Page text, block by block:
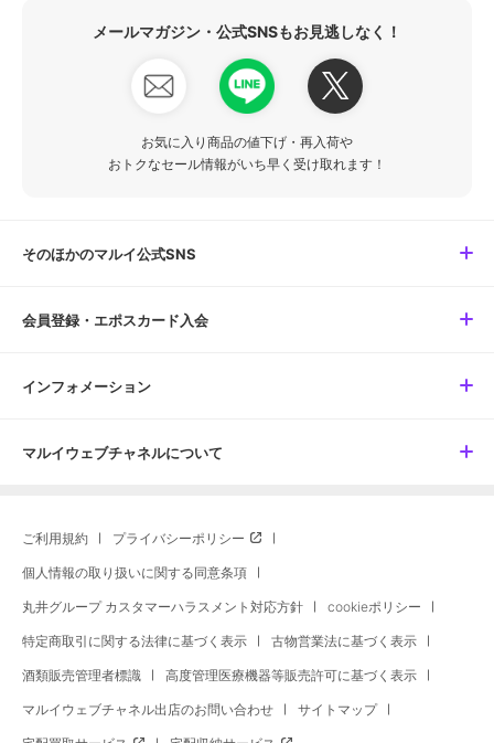
メールマガジン・公式SNSもお見逃しなく！
お気に入り商品の値下げ・再入荷や
おトクなセール情報がいち早く受け取れます！
そのほかのマルイ公式SNS
会員登録・エポスカード入会
インフォメーション
マルイウェブチャネルについて
ご利用規約 プライバシーポリシー
個人情報の取り扱いに関する同意条項
丸井グループ カスタマーハラスメント対応方針 cookieポリシー
特定商取引に関する法律に基づく表示 古物営業法に基づく表示
酒類販売管理者標識 高度管理医療機器等販売許可に基づく表示
マルイウェブチャネル出店のお問い合わせ サイトマップ